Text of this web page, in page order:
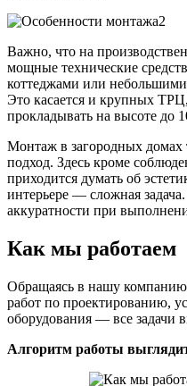
Важно, что на
мощные технические
коттеджами или
Это касается и крупных
прокладывать на высоте до
Монтаж в загородных домах
подход. Здесь кроме
приходится думать об
интерьере — сложная
аккуратности при
Как мы работаем
Обращаясь в нашу
работ по проектированию,
оборудования — все задачи
Алгоритм работы